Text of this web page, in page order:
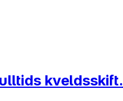
kveldsskift.